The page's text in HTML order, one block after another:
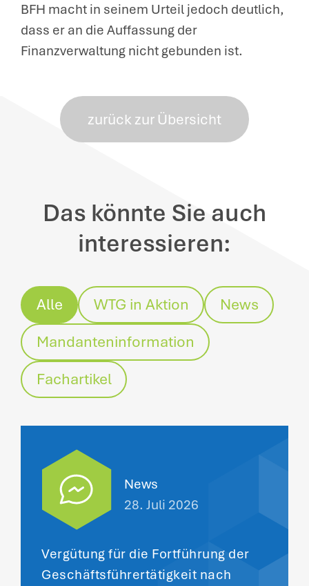
BFH macht in seinem Urteil jedoch deutlich,
dass er an die Auffassung der
Finanzverwaltung nicht gebunden ist.
zurück zur Übersicht
Das könnte Sie auch
interessieren:
Alle WTG in Aktion
News
Mandanteninformation
Fachartikel
News
28. Juli 2026
Vergütung für die Fortführung der
Geschäftsführertätigkeit nach